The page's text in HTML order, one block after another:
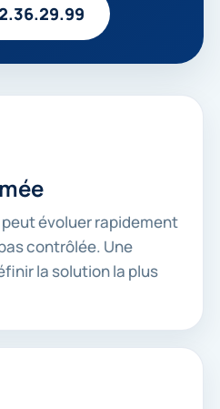
évoluer rapidement
contrôlée. Une
la solution la plus